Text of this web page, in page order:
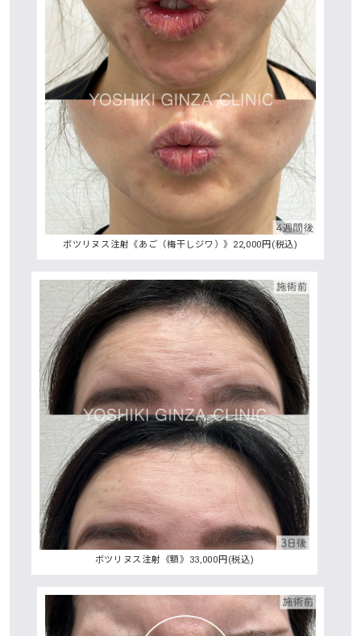
ボツリヌス注射《あご（梅干しジワ）》22,000円(税込)
ボツリヌス注射《額》33,000円(税込)